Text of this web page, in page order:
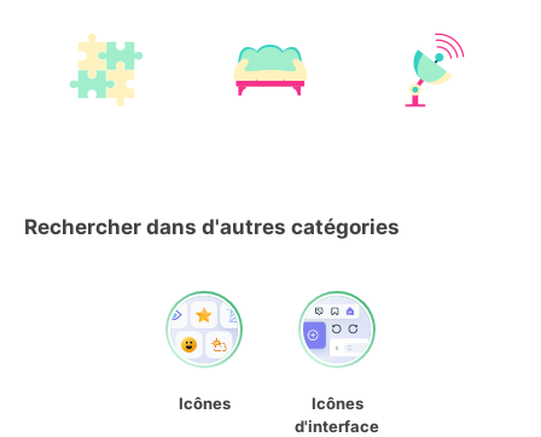
Rechercher dans d'autres catégories
Icônes
Icônes
d'interface